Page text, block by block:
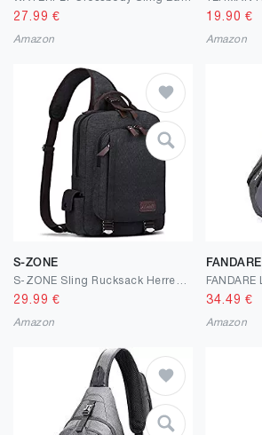
27.99 €
Amazon
19.90 €
Amazon
S-ZONE
29.99 €
Amazon
FANDARE
34.49 €
Amazon